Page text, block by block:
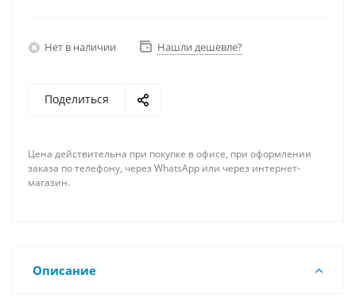
Нет в наличии Нашли дешевле?
Поделиться
Цена действительна при покупке в офисе, при оформлении
заказа по телефону, через WhatsApp или через интернет-
магазин.
Описание